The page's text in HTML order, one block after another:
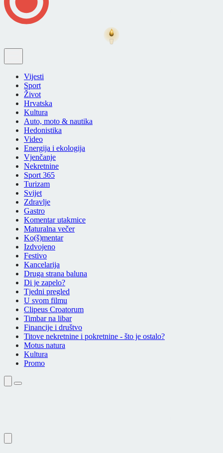
Vijesti
Sport
Život
Hrvatska
Kultura
Auto, moto & nautika
Hedonistika
Video
Energija i ekologija
Vjenčanje
Nekretnine
Sport 365
Turizam
Svijet
Zdravlje
Gastro
Komentar utakmice
Maturalna večer
Ko(š)mentar
Izdvojeno
Festivo
Kancelarija
Druga strana baluna
Di je zapelo?
Tjedni pregled
U svom filmu
Clipeus Croatorum
Timbar na libar
Financije i društvo
Titove nekretnine i pokretnine - što je ostalo?
Motus natura
Kultura
Promo